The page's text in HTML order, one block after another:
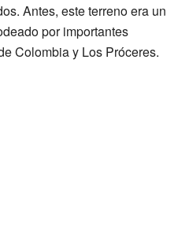
Antes, este terreno era un
por importantes
Colombia y Los Próceres.